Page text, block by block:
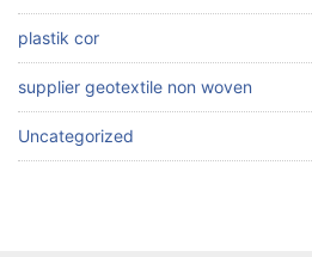
plastik cor
supplier geotextile non woven
Uncategorized